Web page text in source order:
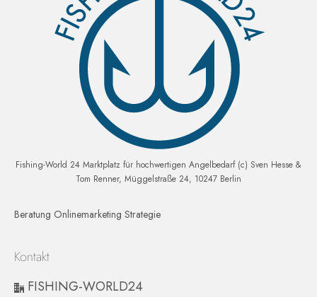
Fishing-World 24 Marktplatz für hochwertigen Angelbedarf (c) Sven Hesse &
Tom Renner, Müggelstraße 24, 10247 Berlin
Beratung Onlinemarketing Strategie
Kontakt
FISHING-WORLD24